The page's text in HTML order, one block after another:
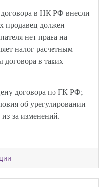
договора в НК РФ внесли
продавец должен
нет права на
налог расчетным
договора в таких
договора по ГК РФ;
об урегулировании
за изменений.